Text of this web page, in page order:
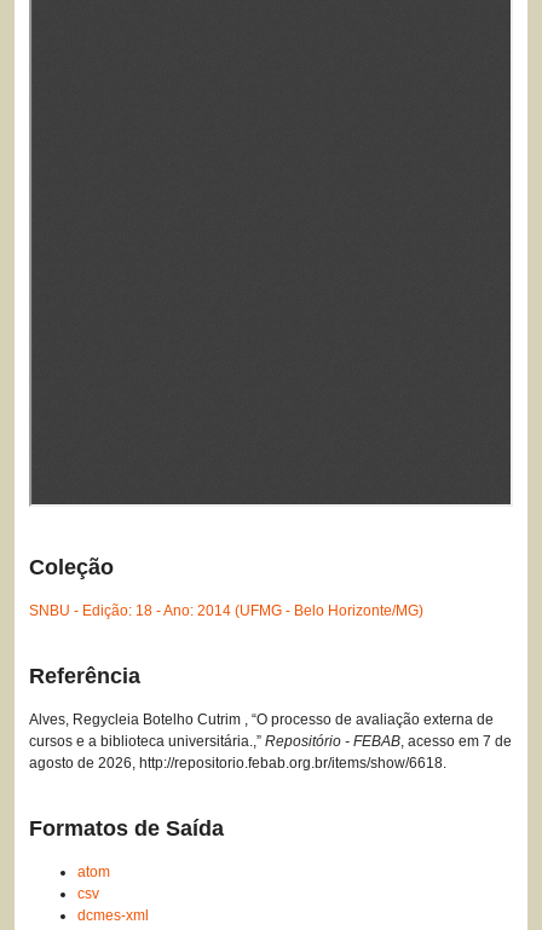
Coleção
SNBU - Edição: 18 - Ano: 2014 (UFMG - Belo Horizonte/MG)
Referência
Alves, Regycleia Botelho Cutrim , “O processo de avaliação externa de
cursos e a biblioteca universitária.,” Repositório - FEBAB, acesso em 7 de
agosto de 2026, http://repositorio.febab.org.br/items/show/6618.
Formatos de Saída
atom
csv
dcmes-xml